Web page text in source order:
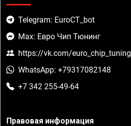
Telegram: EuroCT_bot
Max: Евро Чип Тюнинг
https://vk.com/euro_chip_tuning
WhatsApp: +79317082148
+7 342 255-49-64
Правовая информация